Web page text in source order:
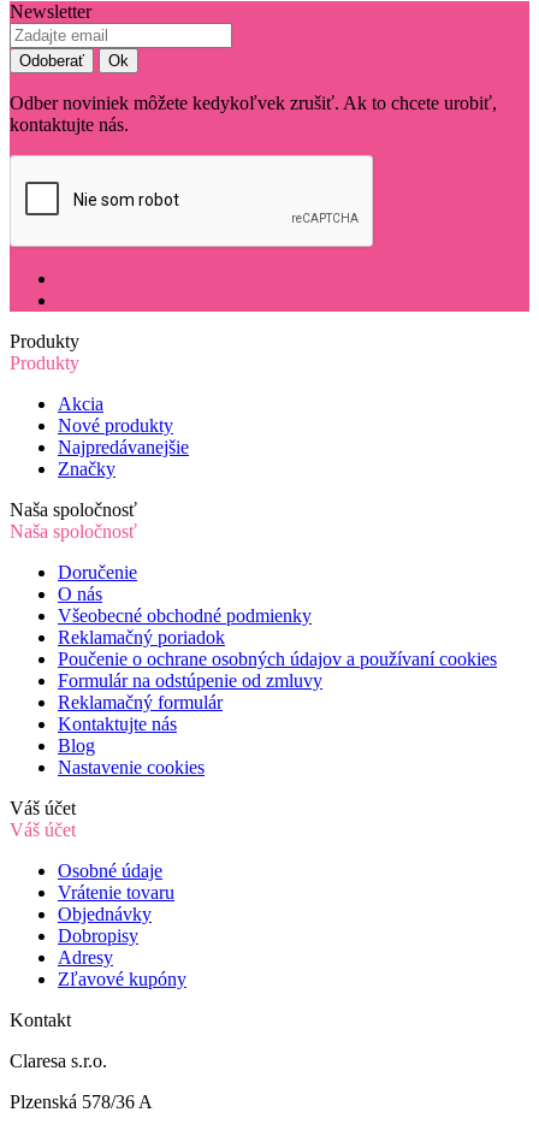
Newsletter
Odber noviniek môžete kedykoľvek zrušiť. Ak to chcete urobiť,
kontaktujte nás.
Produkty
Produkty
Akcia
Nové produkty
Najpredávanejšie
Značky
Naša spoločnosť
Naša spoločnosť
Doručenie
O nás
Všeobecné obchodné podmienky
Reklamačný poriadok
Poučenie o ochrane osobných údajov a používaní cookies
Formulár na odstúpenie od zmluvy
Reklamačný formulár
Kontaktujte nás
Blog
Nastavenie cookies
Váš účet
Váš účet
Osobné údaje
Vrátenie tovaru
Objednávky
Dobropisy
Adresy
Zľavové kupóny
Kontakt
Claresa s.r.o.
Plzenská 578/36 A